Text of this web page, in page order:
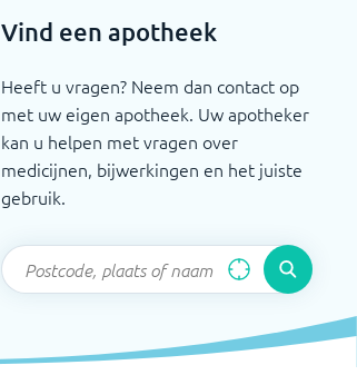
Vind een apotheek
Heeft u vragen? Neem dan contact op
met uw eigen apotheek. Uw apotheker
kan u helpen met vragen over
medicijnen, bijwerkingen en het juiste
gebruik.